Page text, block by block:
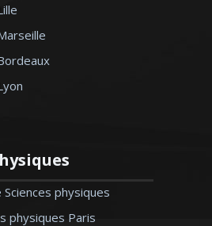
Du lycée et jusqu'aux classes
j’assure des cours de
adaptés aux besoins et
Y. Coralie – Professeur de
mathématiques - Lyon
Sciences physiques
physiques Paris